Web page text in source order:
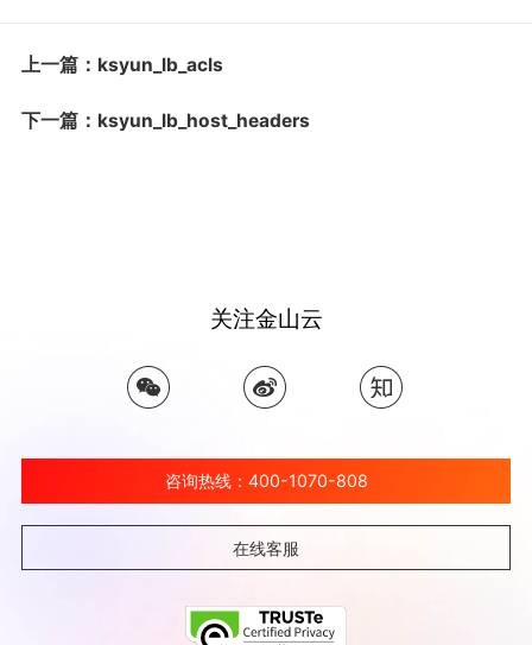
上一篇：ksyun_lb_acls
下一篇：ksyun_lb_host_headers
关注金山云
咨询热线：400-1070-808
在线客服